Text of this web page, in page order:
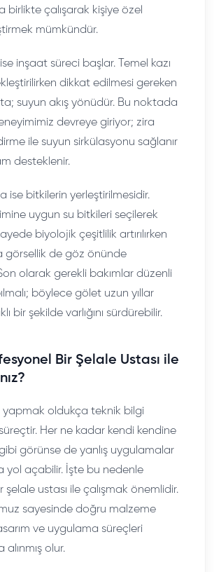
birlikte çalışarak kişiye özel
mümkündür.
inşaat süreci başlar. Temel kazı
dikkat edilmesi gereken
suyun akış yönüdür. Bu noktada
devreye giriyor; zira
ile suyun sirkülasyonu sağlanır
desteklenir.
ise bitkilerin yerleştirilmesidir.
uygun su bitkileri seçilerek
biyolojik çeşitlilik artırılırken
görsellik de göz önünde
olarak gerekli bakımlar düzenli
böylece gölet uzun yıllar
bir şekilde varlığını sürdürebilir.
Bir Şelale Ustası ile
yapmak oldukça teknik bilgi
Her ne kadar kendi kendine
görünse de yanlış uygulamalar
yol açabilir. İşte bu nedenle
şelale ustası ile çalışmak önemlidir.
sayesinde doğru malzeme
ve uygulama süreçleri
olur.